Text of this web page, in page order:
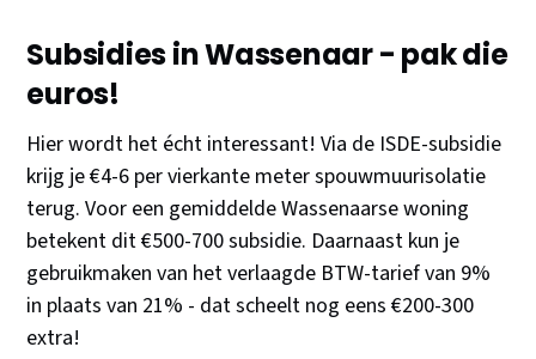
Subsidies in Wassenaar - pak die
euros!
Hier wordt het écht interessant! Via de ISDE-subsidie
krijg je €4-6 per vierkante meter spouwmuurisolatie
terug. Voor een gemiddelde Wassenaarse woning
betekent dit €500-700 subsidie. Daarnaast kun je
gebruikmaken van het verlaagde BTW-tarief van 9%
in plaats van 21% - dat scheelt nog eens €200-300
extra!